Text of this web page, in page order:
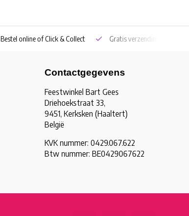
Bestel online of Click & Collect Gratis verzending vanaf
Contactgegevens
Feestwinkel Bart Gees
Driehoekstraat 33,
9451, Kerksken (Haaltert)
België
KVK nummer: 0429.067.622
Btw nummer: BE0429067622